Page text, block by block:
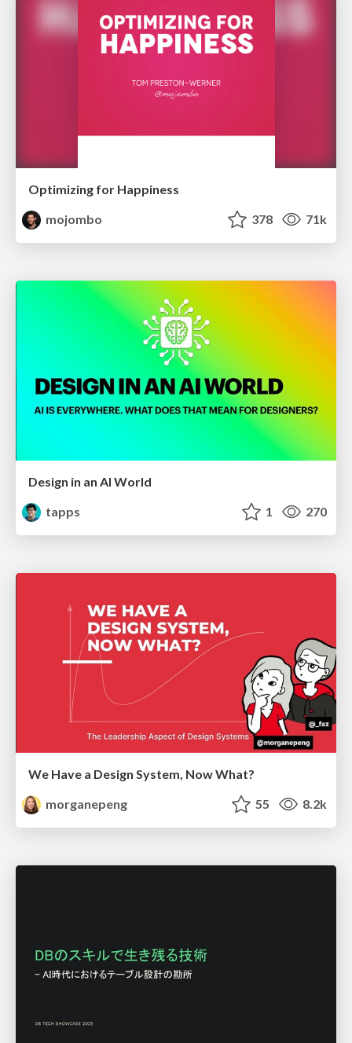
Optimizing for Happiness
mojombo
378 71k
Design in an AI World
tapps
1 270
We Have a Design System, Now What?
morganepeng
55 8.2k